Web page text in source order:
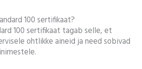
100 sertifikaat?
100 sertifikaat tagab selle, et
ohtlikke aineid ja need sobivad